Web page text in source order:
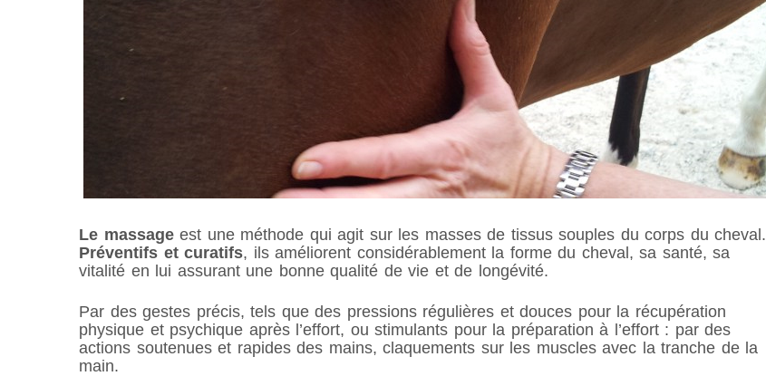
Le massageest une méthode qui agit sur les masses de tissus souples du corps du cheval.
Préventifs et curatifs, ils améliorent considérablement la forme du cheval, sa santé, sa
vitalité en lui assurant une bonne qualité de vie et de longévité.
Par des gestes précis, tels que des pressions régulières et douces pour la récupération
physique et psychique après l’effort, ou stimulants pour la préparation à l’effort : par des
actions soutenues et rapides des mains, claquements sur les muscles avec la tranche de la
main.